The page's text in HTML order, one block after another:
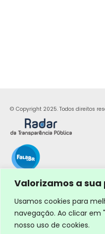
Valorizamos a
Usamos cookies para
navegação. Ao clicar em
nosso uso de cookies.
© Copyright 2025. Todos direitos